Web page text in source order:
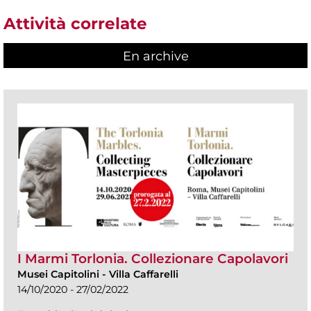
Attività correlate
En archive
I Marmi Torlonia. Collezionare Capolavori
Musei Capitolini - Villa Caffarelli
14/10/2020 - 27/02/2022